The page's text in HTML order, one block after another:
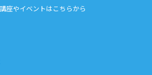
座やイベントはこちらから